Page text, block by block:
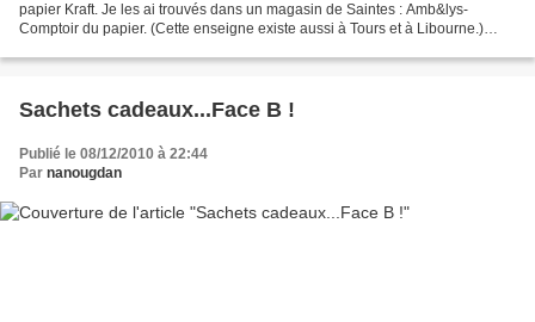
papier Kraft. Je les ai trouvés dans un magasin de Saintes : Amb&lys-
Comptoir du papier. (Cette enseigne existe aussi à Tours et à Libourne.)
Sachets cadeaux...Face B !
Publié le 08/12/2010 à 22:44
Par nanougdan